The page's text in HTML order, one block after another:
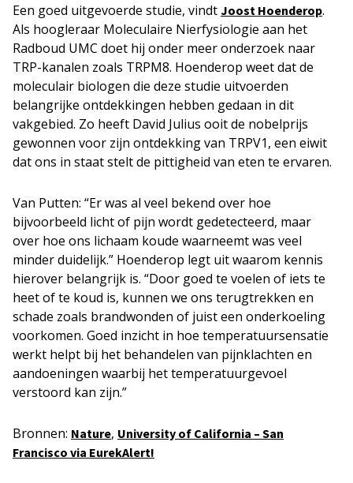
Een goed uitgevoerde studie, vindt Joost Hoenderop.
Als hoogleraar Moleculaire Nierfysiologie aan het
Radboud UMC doet hij onder meer onderzoek naar
TRP-kanalen zoals TRPM8. Hoenderop weet dat de
moleculair biologen die deze studie uitvoerden
belangrijke ontdekkingen hebben gedaan in dit
vakgebied. Zo heeft David Julius ooit de nobelprijs
gewonnen voor zijn ontdekking van TRPV1, een eiwit
dat ons in staat stelt de pittigheid van eten te ervaren.
Van Putten: “Er was al veel bekend over hoe
bijvoorbeeld licht of pijn wordt gedetecteerd, maar
over hoe ons lichaam koude waarneemt was veel
minder duidelijk.” Hoenderop legt uit waarom kennis
hierover belangrijk is. “Door goed te voelen of iets te
heet of te koud is, kunnen we ons terugtrekken en
schade zoals brandwonden of juist een onderkoeling
voorkomen. Goed inzicht in hoe temperatuursensatie
werkt helpt bij het behandelen van pijnklachten en
aandoeningen waarbij het temperatuurgevoel
verstoord kan zijn.”
Bronnen: Nature, University of California – San
Francisco via EurekAlert!